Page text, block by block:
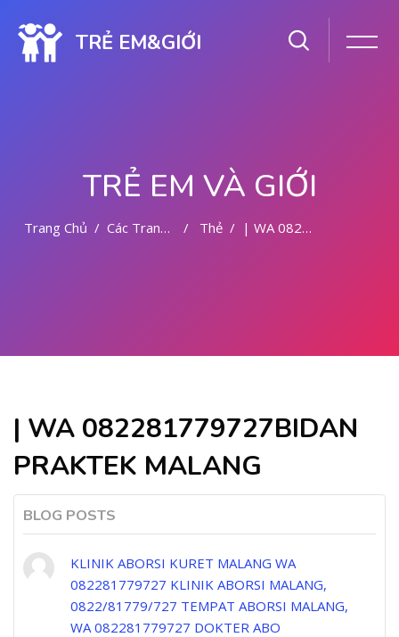
TRẺ EM&GIỚI
TRẺ EM VÀ GIỚI
Trang Chủ Các Trang Của Hệ Thống Thẻ | WA 082281779727BIDAN PRAKTEK MALANG
| WA 082281779727BIDAN
PRAKTEK MALANG
BLOG POSTS
KLINIK ABORSI KURET MALANG WA
082281779727 KLINIK ABORSI MALANG,
0822/81779/727 TEMPAT ABORSI MALANG,
WA 082281779727 DOKTER ABO